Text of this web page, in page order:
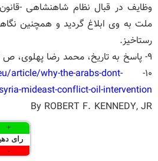
وظایف در قبال نظام شاهنشاهی -
ملت به وی ابلاغ گردید و همچنین
رستاخیز.
۹- پاسخ به تاریخ، محمد رضا پهلوی، ص ۲۷۴.
۱۰-
article/why-the-arabs-dont-
mideast-conflict-oil-intervention/
By ROBERT F. KENNEDY, JR
+
رای
-